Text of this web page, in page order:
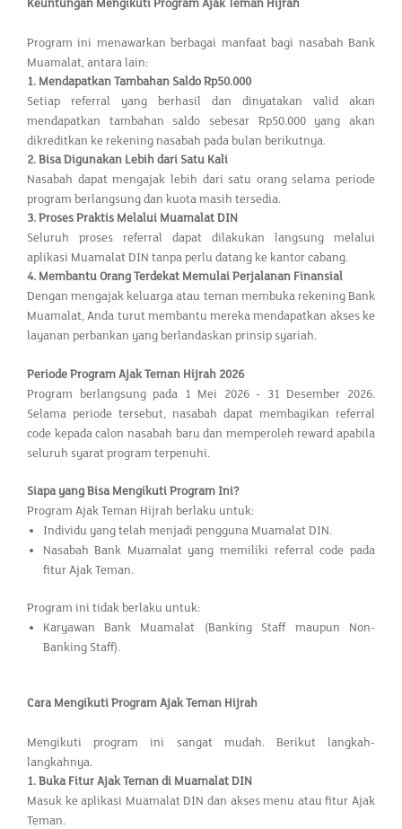
Keuntungan Mengikuti Program Ajak Teman Hijrah
Program ini menawarkan berbagai manfaat bagi nasabah Bank
Muamalat, antara lain:
1. Mendapatkan Tambahan Saldo Rp50.000
Setiap referral yang berhasil dan dinyatakan valid akan
mendapatkan tambahan saldo sebesar Rp50.000 yang akan
dikreditkan ke rekening nasabah pada bulan berikutnya.
2.Bisa Digunakan Lebih dari Satu Kali
Nasabah dapat mengajak lebih dari satu orang selama periode
program berlangsung dan kuota masih tersedia.
3.Proses Praktis Melalui Muamalat DIN
Seluruh proses referral dapat dilakukan langsung melalui
aplikasi Muamalat DIN tanpa perlu datang ke kantor cabang.
4. Membantu Orang Terdekat Memulai Perjalanan Finansial
Dengan mengajak keluarga atau teman membuka rekening Bank
Muamalat, Anda turut membantu mereka mendapatkan akses ke
layanan perbankan yang berlandaskan prinsip syariah.
Periode Program Ajak Teman Hijrah 2026
Program berlangsung pada 1 Mei 2026 - 31 Desember 2026.
Selama periode tersebut, nasabah dapat membagikan referral
code kepada calon nasabah baru dan memperoleh reward apabila
seluruh syarat program terpenuhi.
Siapa yang Bisa Mengikuti Program Ini?
Program Ajak Teman Hijrah berlaku untuk:
Individu yang telah menjadi pengguna Muamalat DIN.
Nasabah Bank Muamalat yang memiliki referral code pada
fitur Ajak Teman.
Program ini tidak berlaku untuk:
Karyawan Bank Muamalat (Banking Staff maupun Non-
Banking Staff).
Cara Mengikuti Program Ajak Teman Hijrah
Mengikuti program ini sangat mudah. Berikut langkah-
langkahnya.
1.Buka Fitur Ajak Teman di Muamalat DIN
Masuk ke aplikasi Muamalat DIN dan akses menu atau fitur Ajak
Teman.